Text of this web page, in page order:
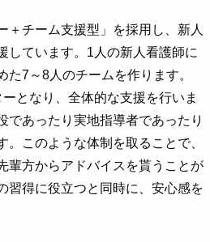
＋チーム支援型」を採用し、新人
しています。1人の新人看護師に
た7～8人のチームを作ります。
となり、全体的な支援を行いま
であったり実地指導者であったり
。このような体制を取ることで、
輩方からアドバイスを貰うことが
習得に役立つと同時に、安心感を